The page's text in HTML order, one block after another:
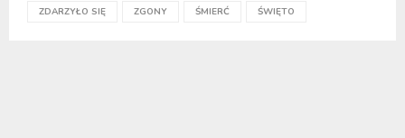
ZDARZYŁO SIĘ ZGONY ŚMIERĆ ŚWIĘTO